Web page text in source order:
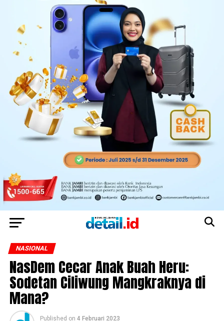
NASIONAL
NasDem Cecar Anak Buah Heru:
Sodetan Ciliwung Mangkraknya di
Mana?
Published on 4 Februari 2023